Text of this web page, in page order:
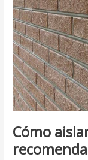
Cómo
guía
y
recomendaciones
prácticas.